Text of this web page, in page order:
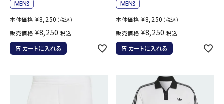
本体価格 ¥8,250 （税込）
販売価格 ¥8,250 税込
カートに入れる
本体価格 ¥8,250 （税込）
販売価格 ¥8,250 税込
カートに入れる